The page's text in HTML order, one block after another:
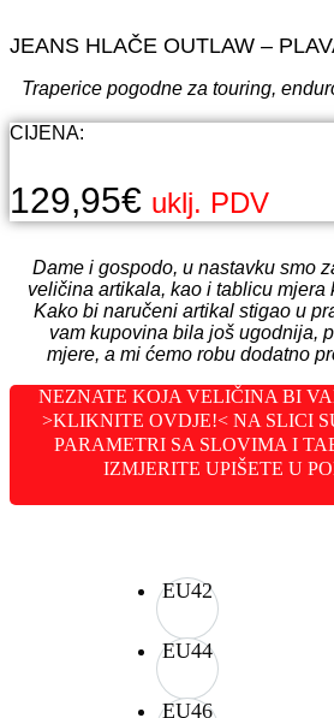
JEANS HLAČE OUTLAW –
Traperice pogodne za touring,
CIJENA:
129,95€ uklj. PDV
Dame i gospodo, u nastavku smo
veličina artikala, kao i tablicu mjera
Kako bi naručeni artikal stigao u
vam kupovina bila još ugodnija,
mjere, a mi ćemo robu dodatno
NEZNATE KOJA VELIČINA BI
>KLIKNITE OVDJE!< NA SLICI
PARAMETRI SA SLOVIMA I
IZMJERITE UPIŠETE U
EU42
EU44
EU46